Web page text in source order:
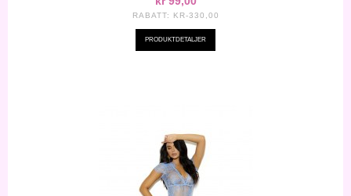
RABATT: KR-330,00
PRODUKTDETALJER